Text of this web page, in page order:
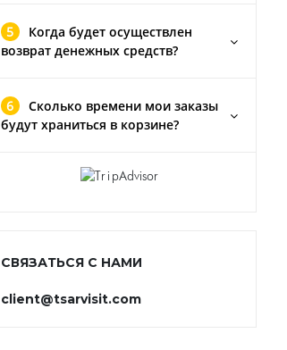
5
Когда будет осуществлен
возврат денежных средств?
6
Сколько времени мои заказы
будут храниться в корзине?
СВЯЗАТЬСЯ С НАМИ
client@tsarvisit.com